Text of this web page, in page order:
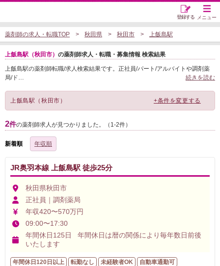
メニュー
登録する
薬剤師の求人・転職TOP 秋田県 秋田市 上飯島駅
上飯島駅（秋田市） の薬剤師求人・転職・募集情報 検索結果
上飯島駅の薬剤師転職/求人検索結果です。正社員/パート/アルバイトや調剤薬
局/ド… 続きを読む
上飯島駅（秋田市） +条件を変更する
2件の薬剤師求人が見つかりました。（1-2件）
新着順 年収順
JR奥羽本線 上飯島駅 徒歩25分
秋田県秋田市
正社員｜調剤薬局
年収420〜570万円
09:00〜17:30
年間休日125日 年間休日は暦の関係により毎年数日前後
いたします
年間休日120日以上 転勤なし 未経験者OK
自動車通勤可